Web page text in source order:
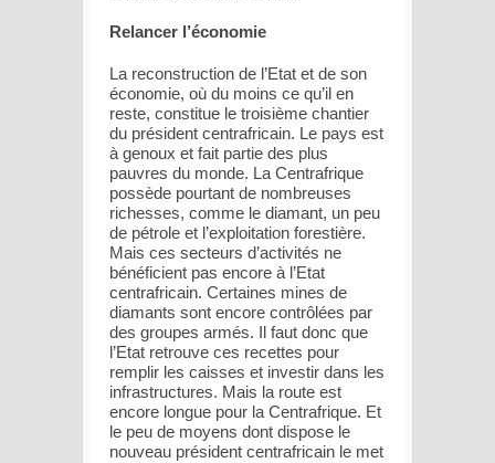
Relancer l’économie
La reconstruction de l’Etat et de son
économie, où du moins ce qu’il en
reste, constitue le troisième chantier
du président centrafricain. Le pays est
à genoux et fait partie des plus
pauvres du monde. La Centrafrique
possède pourtant de nombreuses
richesses, comme le diamant, un peu
de pétrole et l’exploitation forestière.
Mais ces secteurs d’activités ne
bénéficient pas encore à l’Etat
centrafricain. Certaines mines de
diamants sont encore contrôlées par
des groupes armés. Il faut donc que
l’Etat retrouve ces recettes pour
remplir les caisses et investir dans les
infrastructures. Mais la route est
encore longue pour la Centrafrique. Et
le peu de moyens dont dispose le
nouveau président centrafricain le met